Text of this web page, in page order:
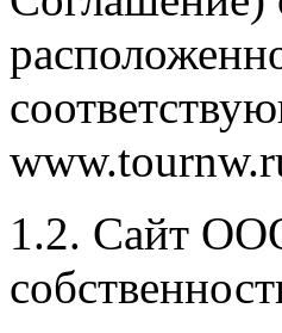
1.2. Сайт